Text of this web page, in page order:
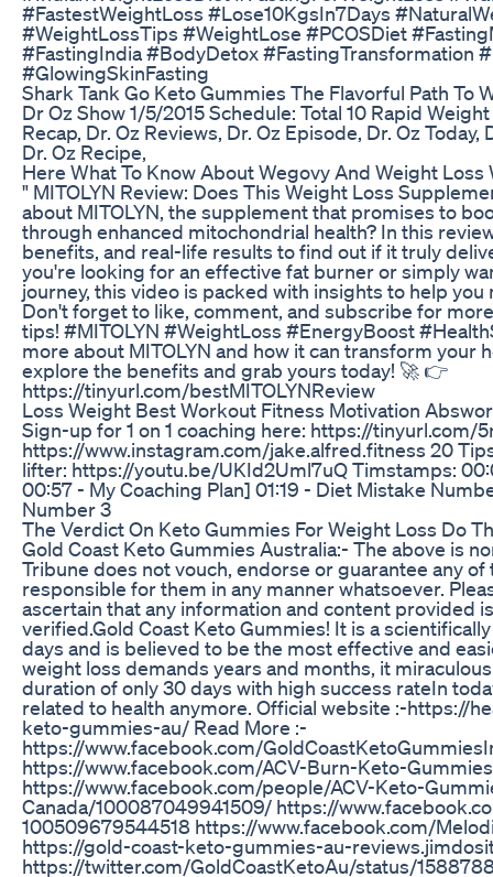
#FastestWeightLoss #Lose10KgsIn7Days
#WeightLossTips #WeightLose #PCOSDiet
#FastingIndia #BodyDetox #FastingTransformation
#GlowingSkinFasting
Shark Tank Go Keto Gummies The Flavorful Path To
Dr Oz Show 1/5/2015 Schedule: Total 10 Rapid
Recap, Dr. Oz Reviews, Dr. Oz Episode, Dr. Oz Today,
Dr. Oz Recipe,
Here What To Know About Wegovy And Weight
" MITOLYN Review: Does This Weight Loss
about MITOLYN, the supplement that promises to
through enhanced mitochondrial health? In this
benefits, and real-life results to find out if it truly
you're looking for an effective fat burner or simply
journey, this video is packed with insights to help
Don't forget to like, comment, and subscribe for
tips! #MITOLYN #WeightLoss #EnergyBoost
more about MITOLYN and how it can transform your
explore the benefits and grab yours today! 🚀 👉
https://tinyurl.com/bestMITOLYNReview
Loss Weight Best Workout Fitness Motivation
Sign-up for 1 on 1 coaching here: https://tinyurl.com/
https://www.instagram.com/jake.alfred.fitness 20
lifter: https://youtu.be/UKId2Uml7uQ Timstamps:
00:57 - My Coaching Plan] 01:19 - Diet Mistake
Number 3
The Verdict On Keto Gummies For Weight Loss Do
Gold Coast Keto Gummies Australia:- The above is
Tribune does not vouch, endorse or guarantee any
responsible for them in any manner whatsoever.
ascertain that any information and content provided
verified.Gold Coast Keto Gummies! It is a
days and is believed to be the most effective and
weight loss demands years and months, it
duration of only 30 days with high success rateIn
related to health anymore. Official website :-https://
keto-gummies-au/ Read More :-
https://www.facebook.com/
https://www.facebook.com/ACV-Burn-Keto-
https://www.facebook.com/people/ACV-Keto-
Canada/100087049941509/ https://
100509679544518 https://www.facebook.com/
https://gold-coast-keto-gummies-au-
https://twitter.com/GoldCoastKetoAu/status/